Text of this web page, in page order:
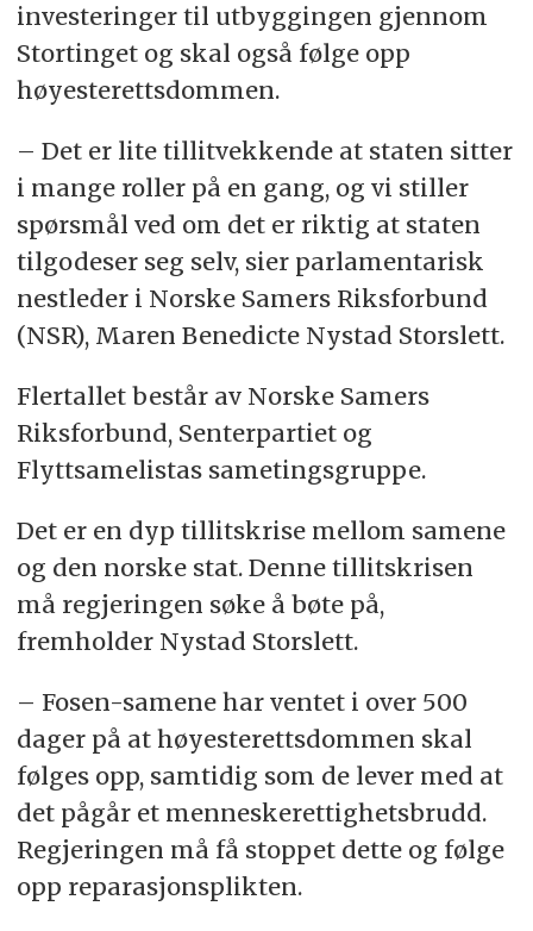
investeringer til utbyggingen gjennom
Stortinget og skal også følge opp
høyesterettsdommen.
– Det er lite tillitvekkende at staten sitter
i mange roller på en gang, og vi stiller
spørsmål ved om det er riktig at staten
tilgodeser seg selv, sier parlamentarisk
nestleder i Norske Samers Riksforbund
(NSR), Maren Benedicte Nystad Storslett.
Flertallet består av Norske Samers
Riksforbund, Senterpartiet og
Flyttsamelistas sametingsgruppe.
Det er en dyp tillitskrise mellom samene
og den norske stat. Denne tillitskrisen
må regjeringen søke å bøte på,
fremholder Nystad Storslett.
– Fosen-samene har ventet i over 500
dager på at høyesterettsdommen skal
følges opp, samtidig som de lever med at
det pågår et menneskerettighetsbrudd.
Regjeringen må få stoppet dette og følge
opp reparasjonsplikten.